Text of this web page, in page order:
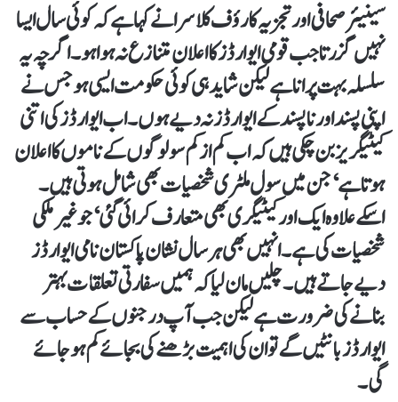
سینیئر صحافی اور تجزیہ کا رؤف کلاسرا نے کہا ہے کہ کوئی سال ایسا
نہیں گزرتا جب قومی ایوارڈز کا اعلان متنازع نہ ہوا ہو۔ اگرچہ یہ
سلسلہ بہت پرانا ہے لیکن شاید ہی کوئی حکومت ایسی ہو جس نے
اپنی پسند اور ناپسند کے ایوارڈز نہ دیے ہوں۔ اب ایوارڈز کی اتنی
کیٹیگریز بن چکی ہیں کہ اب کم ازکم سو لوگوں کے ناموں کا اعلان
ہوتا ہے‘ جن میں سول ملٹری شخصیات بھی شامل ہوتی ہیں۔
اسکے علاوہ ایک اور کیٹیگری بھی متعارف کرائی گئی‘ جو غیر ملکی
شخصیات کی ہے۔ انہیں بھی ہر سال نشان پاکستان نامی ایوارڈز
دیے جاتے ہیں۔ چلیں مان لیا کہ ہمیں سفارتی تعلقات بہتر
بنانے کی ضرورت ہے لیکن جب آپ درجنوں کے حساب سے
ایوارڈز بانٹیں گے تو ان کی اہمیت بڑھنے کی بجائے کم ہو جائے
گی۔